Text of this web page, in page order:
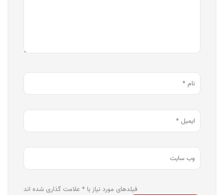
فیلدهای مورد نیاز با * علامت گذاری شده اند